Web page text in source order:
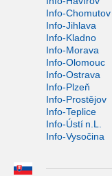
Info-Chomutov
Info-Jihlava
Info-Kladno
Info-Morava
Info-Olomouc
Info-Ostrava
Info-Plzeň
Info-Prostějov
Info-Teplice
Info-Ústí n.L.
Info-Vysočina